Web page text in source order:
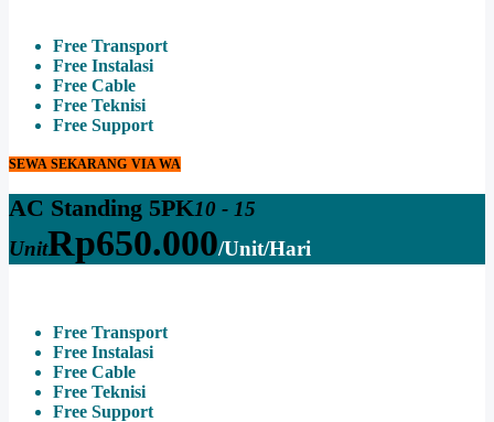
Free Transport
Free Instalasi
Free Cable
Free Teknisi
Free Support
SEWA SEKARANG VIA WA
AC Standing 5PK10 - 15
UnitRp650.000/Unit/Hari
Free Transport
Free Instalasi
Free Cable
Free Teknisi
Free Support